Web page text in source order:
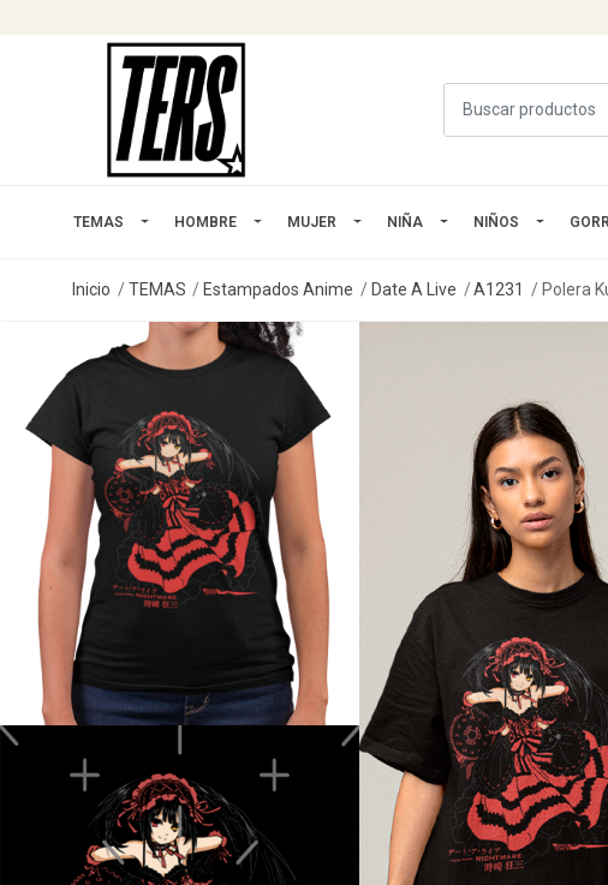
TEMAS HOMBRE MUJER NIÑA NIÑOS
Inicio TEMAS Estampados Anime Date A Live A1231 Polera